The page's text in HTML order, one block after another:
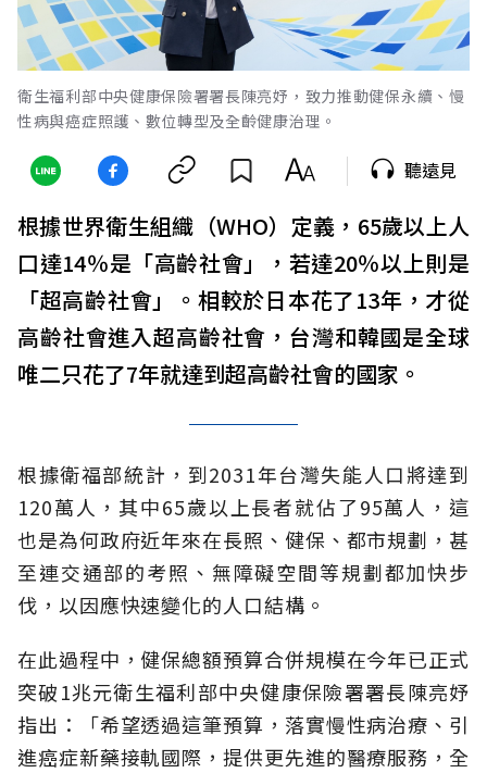
衛生福利部中央健康保險署署長陳亮妤，致力推動健保永續、慢
性病與癌症照護、數位轉型及全齡健康治理。
聽遠見
根據世界衛生組織（WHO）定義，65歲以上人
口達14％是「高齡社會」，若達20％以上則是
「超高齡社會」。相較於日本花了13年，才從
高齡社會進入超高齡社會，台灣和韓國是全球
唯二只花了7年就達到超高齡社會的國家。
根據衛福部統計，到2031年台灣失能人口將達到
120萬人，其中65歲以上長者就佔了95萬人，這
也是為何政府近年來在長照、健保、都市規劃，甚
至連交通部的考照、無障礙空間等規劃都加快步
伐，以因應快速變化的人口結構。
在此過程中，健保總額預算合併規模在今年已正式
突破1兆元衛生福利部中央健康保險署署長陳亮妤
指出：「希望透過這筆預算，落實慢性病治療、引
進癌症新藥接軌國際，提供更先進的醫療服務，全